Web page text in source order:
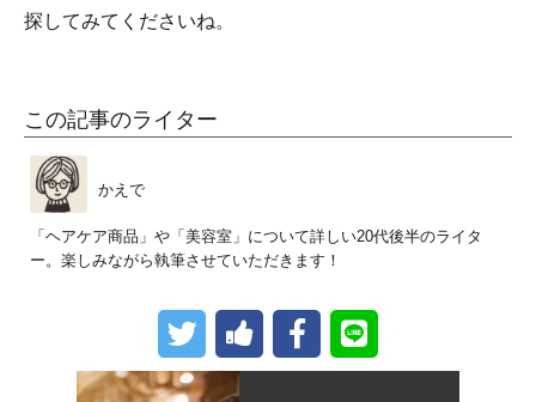
探してみてくださいね。
この記事のライター
かえで
「ヘアケア商品」や「美容室」について詳しい20代後半のライタ
ー。楽しみながら執筆させていただきます！